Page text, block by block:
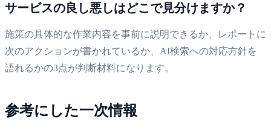
サービスの良し悪しはどこで見分けますか？
施策の具体的な作業内容を事前に説明できるか、レポートに
次のアクションが書かれているか、AI検索への対応方針を
語れるかの3点が判断材料になります。
参考にした一次情報